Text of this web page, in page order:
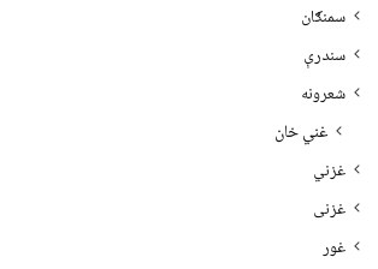
سمنګان
سندرې
شعرونه
غني خان
غزني
غزنی
غور